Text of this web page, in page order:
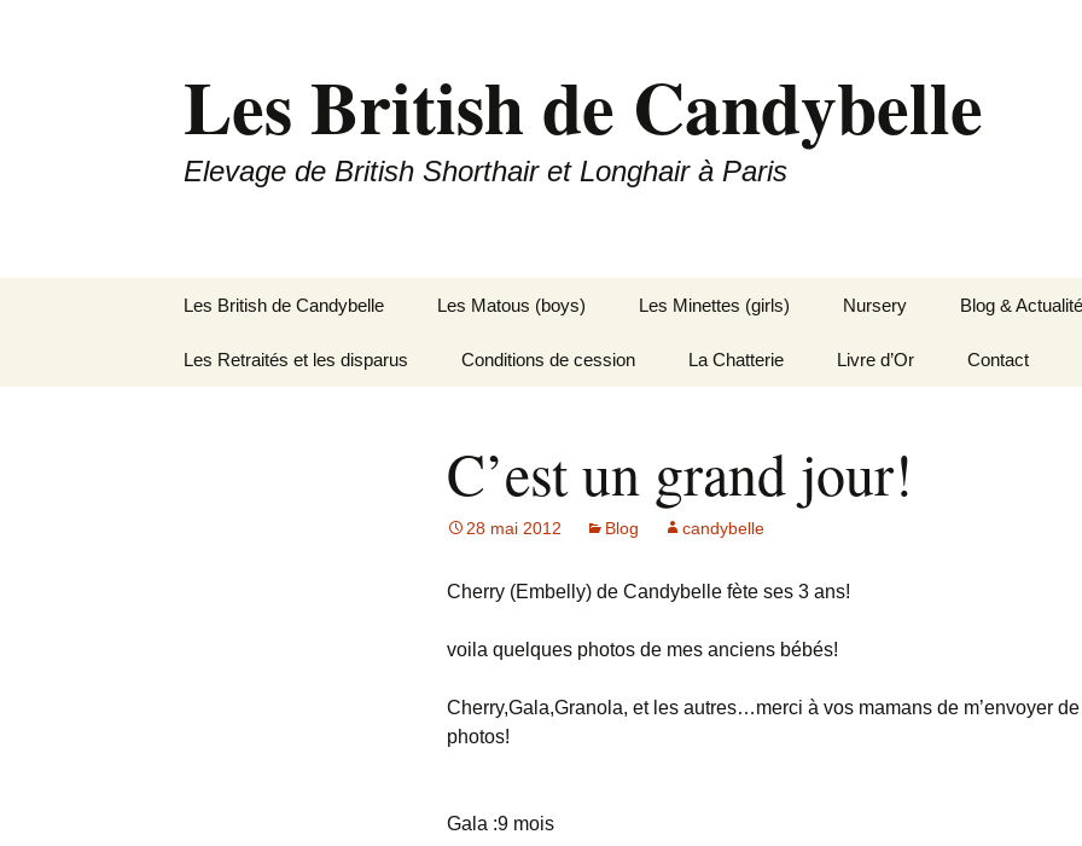
Les British de Candybelle
Elevage de British Shorthair et Longhair à Paris
contenu
Les British de Candybelle Les Matous (boys) Les Minettes (girls) Nursery Blog &
Les Retraités et les disparus Conditions de cession La Chatterie Livre d’Or Contact
C’est un grand jour!
28 mai 2012 Blog candybelle
Cherry (Embelly) de Candybelle fète ses 3 ans!
voila quelques photos de mes anciens bébés!
Cherry,Gala,Granola, et les autres…merci à vos mamans de m’envoyer
photos!
Gala :9 mois